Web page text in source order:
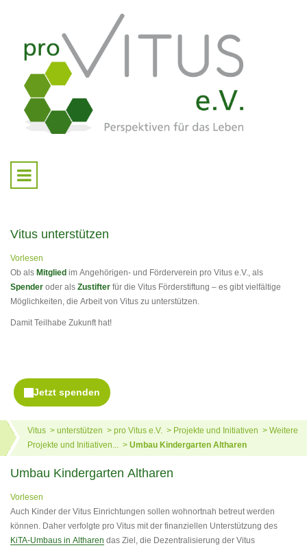
Vitus unterstützen
Vorlesen
Ob als Mitglied im Angehörigen- und Förderverein pro Vitus e.V., als
Spender oder als Zustifter für die Vitus Förderstiftung – es gibt vielfältige
Möglichkeiten, die Arbeit von Vitus zu unterstützen.
Damit Teilhabe Zukunft hat!
Vitus unterstützen pro Vitus e.V. Projekte und Initiativen
Weitere
Projekte und Initiativen...
Umbau Kindergarten Altharen
Umbau Kindergarten Altharen
Vorlesen
Auch Kinder der Vitus Einrichtungen sollen wohnortnah betreut werden
können. Daher verfolgte pro Vitus mit der finanziellen Unterstützung des
KiTA-Umbaus in Altharen das Ziel, die Dezentralisierung der Vitus